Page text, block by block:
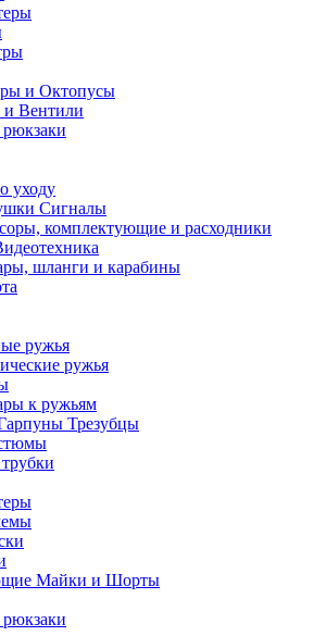
и Октопусы
Вентили
уходу
Сигналы
комплектующие и расходники
шланги и карабины
ружья
ружья
к ружьям
Трезубцы
Майки и Шорты